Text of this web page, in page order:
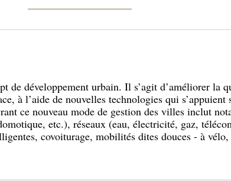
de développement urbain. Il s’agit d’améliorer la
à l’aide de nouvelles technologies qui s’appuient
ce nouveau mode de gestion des villes inclut
etc.), réseaux (eau, électricité, gaz,
covoiturage, mobilités dites douces - à